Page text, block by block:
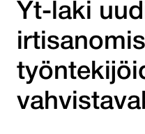
Yt-laki